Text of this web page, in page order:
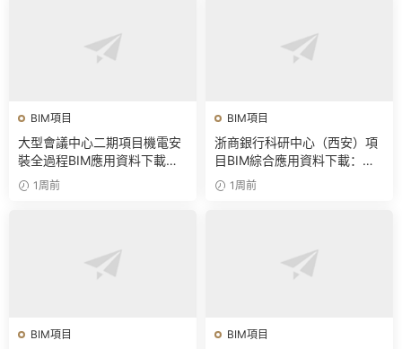
BIM項目
大型會議中心二期項目機電安
裝全過程BIM應用資料下載：
含BIM模型、彙報PPT及視頻
1周前
BIM項目
浙商銀行科研中心（西安）項
目BIM綜合應用資料下載：含
全套BIM模型、彙報PPT
1周前
BIM項目 BIM項目